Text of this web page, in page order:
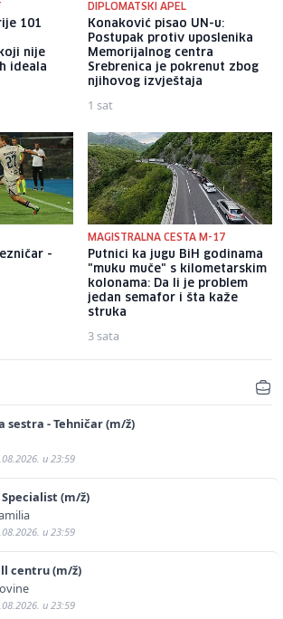
101
nije
ideala
DIPLOMATSKI APEL
Konaković pisao UN-u:
Postupak protiv uposlenika
Memorijalnog centra
Srebrenica je pokrenut zbog
njihovog izvještaja
1 sat
-
MAGISTRALNA CESTA M-17
Putnici ka jugu BiH godinama
"muku muče" s kilometarskim
kolonama: Da li je problem
jedan semafor i šta kaže
struka
3 sata
sestra - Tehničar (m/ž)
u 23:59
(m/ž)
u 23:59
centru (m/ž)
u 23:59